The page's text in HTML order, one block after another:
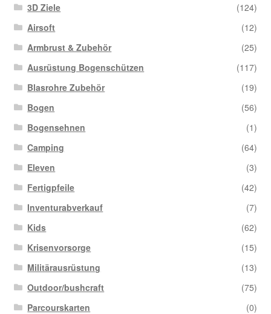
3D Ziele
(124)
Airsoft
(12)
Armbrust & Zubehör
(25)
Ausrüstung Bogenschützen
(117)
Blasrohre Zubehör
(19)
Bogen
(56)
Bogensehnen
(1)
Camping
(64)
Eleven
(3)
Fertigpfeile
(42)
Inventurabverkauf
(7)
Kids
(62)
Krisenvorsorge
(15)
Militärausrüstung
(13)
Outdoor/bushcraft
(75)
Parcourskarten
(0)